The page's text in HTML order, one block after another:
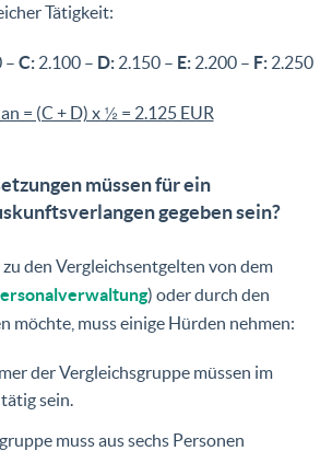
Tätigkeit:
– C:2.100 – D:2.150 – E:2.200 – F:2.250
= (C + D) x ½ = 2.125 EUR
müssen für ein
gegeben sein?
den Vergleichsentgelten von dem
) oder durch den
möchte, muss einige Hürden nehmen:
der Vergleichsgruppe müssen im
sein.
muss aus sechs Personen